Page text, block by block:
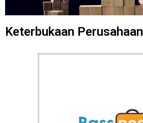
Keterbukaan Perusahaan